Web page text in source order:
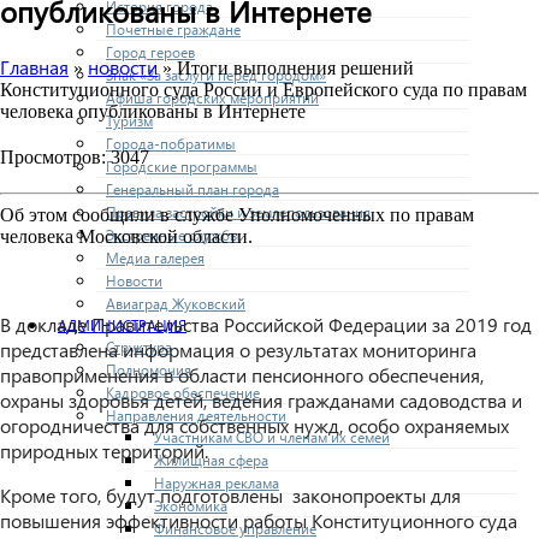
История города
Почетные граждане
Город героев
Знак «За заслуги перед городом»
Афиша городских мероприятий
Туризм
Города-побратимы
Городские программы
Генеральный план города
Правила застройки и землепользования
Экстренные службы
Медиа галерея
Новости
Авиаград Жуковский
АДМИНИСТРАЦИЯ
Структура
Полномочия
Кадровое обеспечение
Направления деятельности
Участникам СВО и членам их семей
Жилищная сфера
Наружная реклама
Экономика
Финансовое управление
опубликованы в Интернете
Главная » новости » Итоги выполнения решений
Конституционного суда России и Европейского суда по правам
человека опубликованы в Интернете
Просмотров: 3047
Об этом сообщили в службе Уполномоченных по правам
человека Московской области.
В докладе Правительства Российской Федерации за 2019 год
представлена информация о результатах мониторинга
правоприменения в области пенсионного обеспечения,
охраны здоровья детей, ведения гражданами садоводства и
огородничества для собственных нужд, особо охраняемых
природных территорий.
Кроме того, будут подготовлены законопроекты для
повышения эффективности работы Конституционного суда